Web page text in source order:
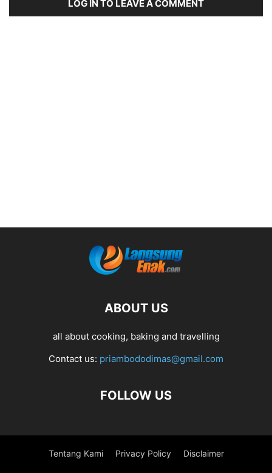
LOG IN TO LEAVE A COMMENT
ABOUT US
all about cooking, baking and travelling
Contact us: priambododimas@gmail.com
FOLLOW US
Tentang Kami Privacy Policy Disclaimer